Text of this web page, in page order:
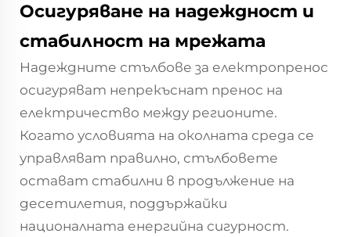
Осигуряване на надеждност и
стабилност на мрежата
Надеждните стълбове за електропренос
осигуряват непрекъснат пренос на
електричество между регионите.
Когато условията на околната среда се
управляват правилно, стълбовете
остават стабилни в продължение на
десетилетия, поддържайки
националната енергийна сигурност.